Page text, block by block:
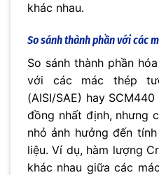
khác nhau.
So sánh thành phần với các
So sánh thành phần
với các mác thép
(AISI/SAE) hay
đồng nhất định, nhưng
nhỏ ảnh hưởng đến
liệu. Ví dụ, hàm lượng
khác nhau giữa các